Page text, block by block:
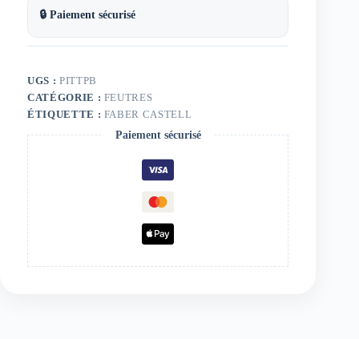
🔒 Paiement sécurisé
UGS : PITTPB
CATÉGORIE : FEUTRES
ÉTIQUETTE : FABER CASTELL
Paiement sécurisé